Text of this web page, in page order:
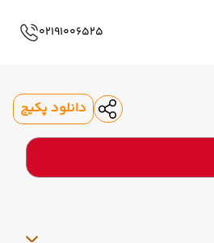
02191006525
دانلود پکیج